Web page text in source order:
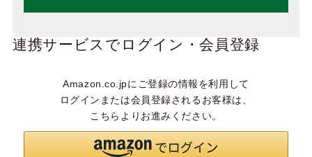
連携サービスでログイン・会員登録
Amazon.co.jpにご登録の情報を利用して
ログインまたは会員登録されるお客様は、
こちらよりお進みください。